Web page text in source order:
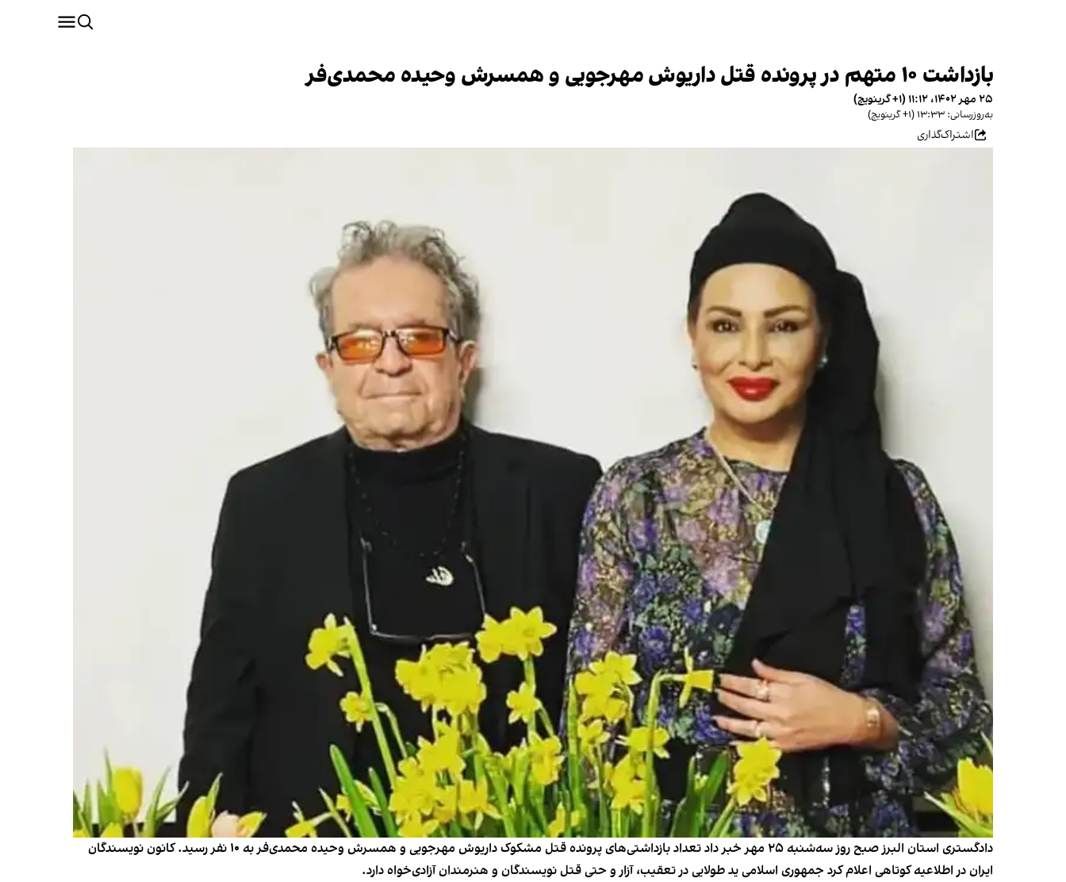
بازداشت ۱۰ متهم در پرونده قتل داریوش مهرجویی و همسرش وحیده محمدی‌فر
۲۵ مهر ۱۴۰۲، ۱۱:۱۲ (‎+۱ گرینویچ)
به‌روزرسانی: ۱۳:۳۳ (‎+۱ گرینویچ)
اشتراک‌گذاری
دادگستری استان البرز صبح روز سه‌شنبه ۲۵ مهر خبر داد تعداد بازداشتی‌های پرونده قتل مشکوک داریوش مهرجویی و همسرش وحیده محمدی‌فر به ۱۰ نفر رسید. کانون نویسندگان
ایران در اطلاعیه کوتاهی اعلام کرد جمهوری اسلامی ید طولایی در تعقیب، آزار و حتی قتل نویسندگان و هنرمندان آزادی‌خواه دارد.